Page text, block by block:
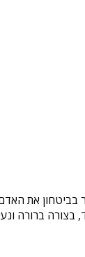
בביטחון את
ברורה